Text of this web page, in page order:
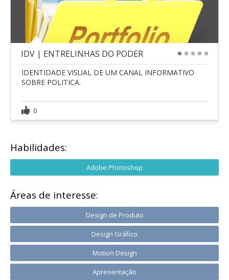
IDV | ENTRELINHAS DO PODER
IDENTIDADE VISUAL DE UM CANAL INFORMATIVO
SOBRE POLITICA.
0
Habilidades:
Adobe Photoshop
Áreas de interesse:
Design de Produto
Design Gráfico
Motion Design
Apresentação